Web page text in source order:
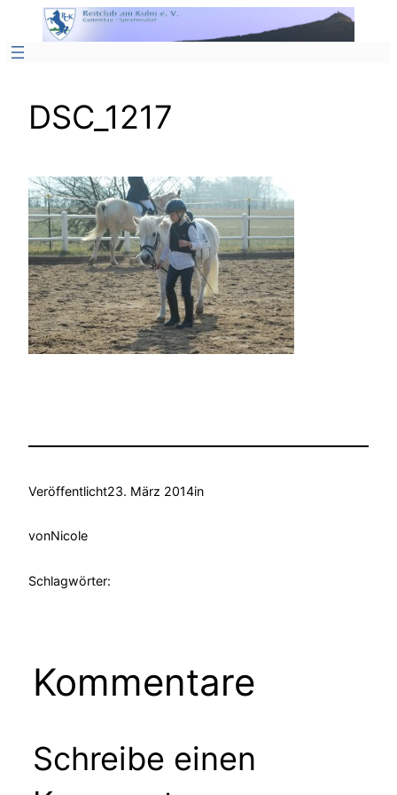
Inhalt
springen
DSC_1217
Veröffentlicht23. März 2014in
vonNicole
Schlagwörter:
Kommentare
Schreibe einen